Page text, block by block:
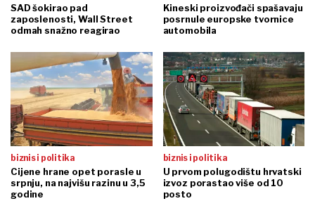
SAD šokirao pad
zaposlenosti, Wall Street
odmah snažno reagirao
Kineski proizvođači spašavaju
posrnule europske tvornice
automobila
biznis i politika
Cijene hrane opet porasle u
srpnju, na najvišu razinu u 3,5
godine
biznis i politika
U prvom polugodištu hrvatski
izvoz porastao više od 10
posto